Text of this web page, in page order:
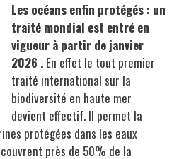
Les océans enfin protégés : un
traité mondial est entré en
vigueur à partir de janvier
2026 . En effet le tout premier
traité international sur la
biodiversité en haute mer
devient effectif. Il permet la
protégées dans les eaux
près de 50% de la